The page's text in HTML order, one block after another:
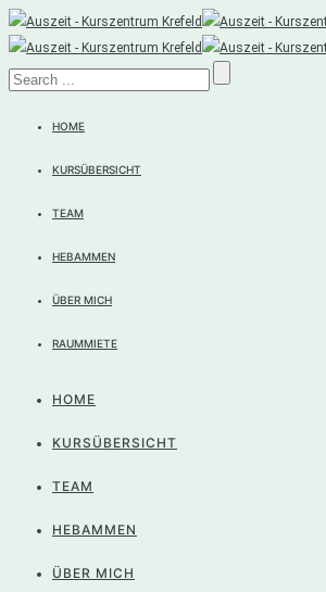
HOME
KURSÜBERSICHT
TEAM
HEBAMMEN
ÜBER MICH
RAUMMIETE
HOME
KURSÜBERSICHT
TEAM
HEBAMMEN
ÜBER MICH